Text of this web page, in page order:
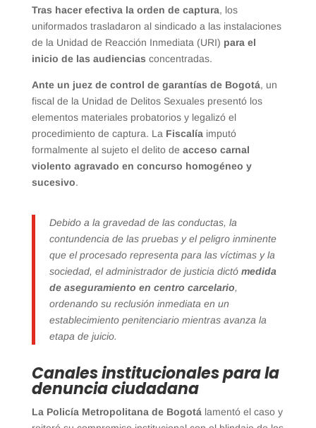
Tras hacer efectiva la orden de captura, los
uniformados trasladaron al sindicado a las instalaciones
de la Unidad de Reacción Inmediata (URI) para el
inicio de las audiencias concentradas.
Ante un juez de control de garantías de Bogotá, un
fiscal de la Unidad de Delitos Sexuales presentó los
elementos materiales probatorios y legalizó el
procedimiento de captura. La Fiscalía imputó
formalmente al sujeto el delito de acceso carnal
violento agravado en concurso homogéneo y
sucesivo.
Debido a la gravedad de las conductas, la
contundencia de las pruebas y el peligro inminente
que el procesado representa para las víctimas y la
sociedad, el administrador de justicia dictó medida
de aseguramiento en centro carcelario,
ordenando su reclusión inmediata en un
establecimiento penitenciario mientras avanza la
etapa de juicio.
Canales institucionales para la
denuncia ciudadana
La Policía Metropolitana de Bogotá lamentó el caso y